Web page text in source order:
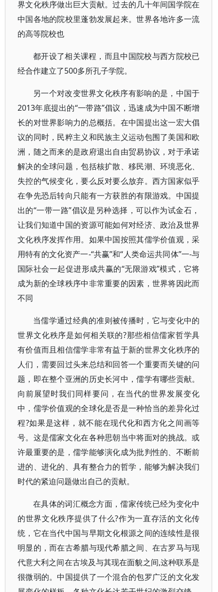
界文化秩序做出巨大贡献。过去的几十年间国学院在
中国各地的院校里蓬勃发展起来。世界各地许多一流
的高等院校也
都开设了相关课程，而且中国院校与西方院校已
经合作建立了500多所孔子学院。
另一个对改变世界文化秩序有影响的是，中国于
2013年底提出的“一带路”倡议，迅速成为中国不断增
长的对世界影响力的总概括。在中国提出这一宏大倡
议的同时，民粹主义和民族主义运动包围了美国和欧
洲，随之而来的是政府退出自由贸易协议，对于承诺
解决的全球问题，包括核扩散、移民潮、环境恶化、
失控的气候变化，要么反对要么放弃。西方国家似乎
在争先恐后转向只能有一方获胜的有限游戏。中国提
出的“一带一路”倡议是另种选择，可以作为试金石，
让我们知道中国的资源可能如何对经济、政治及世界
文化秩序发挥作用。如果中国按照其儒学价值观，采
用特有的文化资产一-“共赢”和“人类命运共同体”一-与
国际社会一起促进形成共赢的“无限游戏”模式，它将
成为新的全球秩序中非常重要的因素，世界将因此而
不同
当儒学通过经典的准则被传播时，它与变化中的
世界文化秩序是如何相关联的?那些相信儒家哲学具
有价值而且相信儒学非常有益于新的世界文化秩序的
人们，需要回过头来总结和回答一个重要而关键的问
题，即在整个亚洲的历史长河中，儒学有哪些贡献。
向前展望时我们同样要问，在当代的世界发展变化
中，儒学价值观的全球化是否是一种恰当的差异化过
程?如果是这样，就不能在现代化和西方化之间画等
号。这是儒家文化在各种思朝当中将面对的挑战。或
许最重要的是，儒学能够演化成为批判性的、不断前
进的、进化的、具有整合力的哲学，能够为解决我们
时代的紧迫问题做出自己的贡献。
在具体的词汇概念方面，儒家传统已经为变化中
的世界文化秩序提供了什么?作为一直存活的文化传
统，它在当代中国与早期文化根源之间的连续性是很
明显的，而在古希腊与现代希腊之间、在古罗马与现
代意大利之间在古埃及与其现在面貌之间,这种联系是
很微弱的。中国提供了一个混合的包罗广泛的文化发